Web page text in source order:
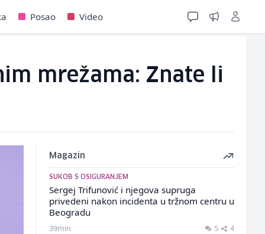
Posao Video
mrežama: Znate li
Magazin
SUKOB S OSIGURANJEM
Sergej Trifunović i njegova supruga
privedeni nakon incidenta u tržnom centru u
Beogradu
39min 5 4